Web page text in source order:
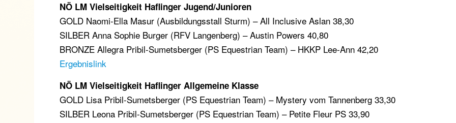
NÖ LM Vielseitigkeit Haflinger Jugend/Junioren
GOLD Naomi-Ella Masur (Ausbildungsstall Sturm) – All Inclusive Aslan 38,30
SILBER Anna Sophie Burger (RFV Langenberg) – Austin Powers 40,80
BRONZE Allegra Pribil-Sumetsberger (PS Equestrian Team) – HKKP Lee-Ann 42,20
Ergebnislink
NÖ LM Vielseitigkeit Haflinger Allgemeine Klasse
GOLD Lisa Pribil-Sumetsberger (PS Equestrian Team) – Mystery vom Tannenberg 33,30
SILBER Leona Pribil-Sumetsberger (PS Equestrian Team) – Petite Fleur PS 33,90